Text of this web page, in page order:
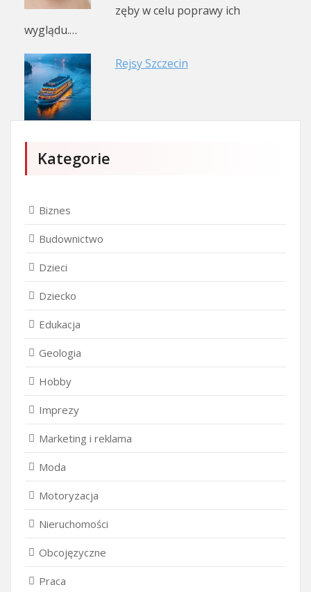
zęby w celu poprawy ich
wyglądu.…
Rejsy Szczecin
Kategorie
Biznes
Budownictwo
Dzieci
Dziecko
Edukacja
Geologia
Hobby
Imprezy
Marketing i reklama
Moda
Motoryzacja
Nieruchomości
Obcojęzyczne
Praca